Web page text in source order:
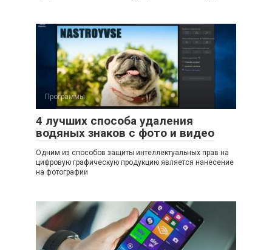
Программы
4 лучших способа удаления
водяных знаков с фото и видео
Одним из способов защиты интеллектуальных прав на
цифровую графическую продукцию является нанесение
на фотографии